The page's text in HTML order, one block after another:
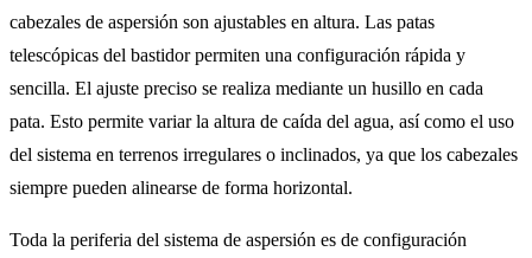
cabezales de aspersión son ajustables en altura. Las patas
telescópicas del bastidor permiten una configuración rápida y
sencilla. El ajuste preciso se realiza mediante un husillo en cada
pata. Esto permite variar la altura de caída del agua, así como el uso
del sistema en terrenos irregulares o inclinados, ya que los cabezales
siempre pueden alinearse de forma horizontal.
Toda la periferia del sistema de aspersión es de configuración